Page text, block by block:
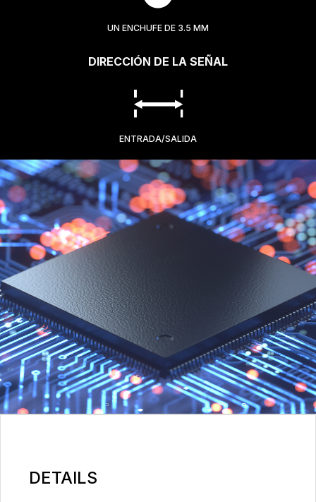
UN ENCHUFE DE 3.5 MM
DIRECCIÓN DE LA SEÑAL
ENTRADA/SALIDA
DETAILS